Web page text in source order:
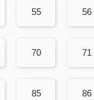
55 56
70 71
85 86